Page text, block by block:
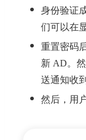
身份验证
们可以在
重置密码
新 AD。
送通知收
然后，用